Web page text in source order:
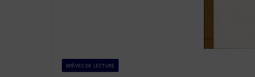
BRÈVES DE LECTURE